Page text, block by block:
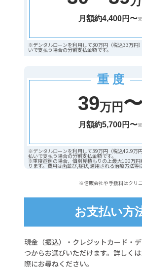
月額約4,400円〜※
※デンタルローンを利用して30万円（税込33万円
いで支払う場合の分割支払金額です。
重 度
39万円
月額約5,700円〜※
※デンタルローンを利用して39万円（税込42.9万
払いで支払う場合の分割支払金額です。
※重度症例の場合、個別見積もりの上最大100万円
ります。費用は歯並び,症状,適用される治療方法等
※信販会社や手数料はクリ
お支払い方
現金（振込）・クレジットカード・
つからお選びいただけます。詳しく
際にお尋ねください。